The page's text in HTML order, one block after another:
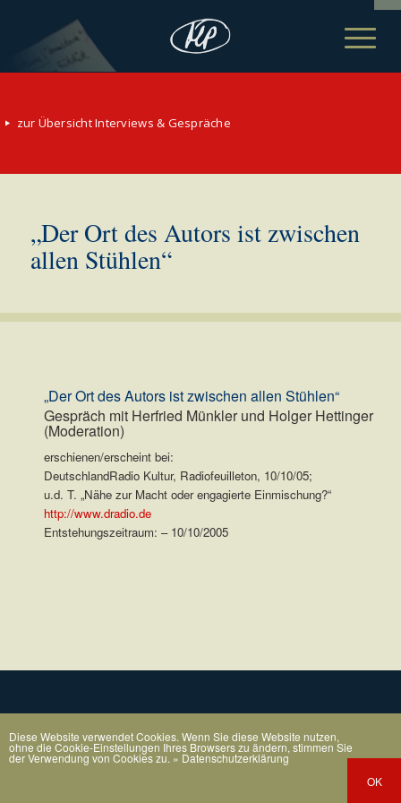
zur Übersicht Interviews & Gespräche
„Der Ort des Autors ist zwischen
allen Stühlen“
„Der Ort des Autors ist zwischen allen Stühlen“
Gespräch mit Herfried Münkler und Holger Hettinger
(Moderation)
erschienen/erscheint bei:
DeutschlandRadio Kultur, Radiofeuilleton, 10/10/05;
u.d. T. „Nähe zur Macht oder engagierte Einmischung?“
http://www.dradio.de
Entstehungszeitraum: – 10/10/2005
Diese Website verwendet Cookies. Wenn Sie diese Website nutzen,
ohne die Cookie-Einstellungen Ihres Browsers zu ändern, stimmen Sie
der Verwendung von Cookies zu. » Datenschutzerklärung
OK